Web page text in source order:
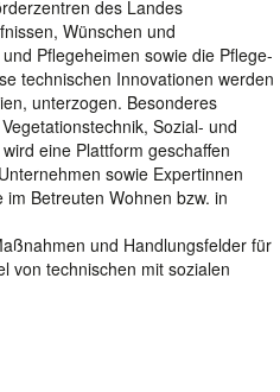
des Landes
Wünschen und
Pflegeheimen sowie die Pflege-
technischen Innovationen werden
unterzogen. Besonderes
Sozial- und
eine Plattform geschaffen
sowie Expertinnen
Betreuten Wohnen bzw. in
und Handlungsfelder für
von technischen mit sozialen